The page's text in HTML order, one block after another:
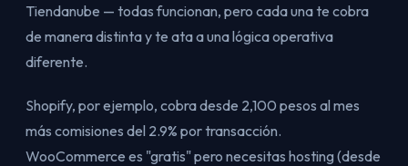
Tiendanube — todas funcionan, pero cada una te cobra
de manera distinta y te ata a una lógica operativa
diferente.
Shopify, por ejemplo, cobra desde 2,100 pesos al mes
más comisiones del 2.9% por transacción.
WooCommerce es "gratis" pero necesitas hosting (desde